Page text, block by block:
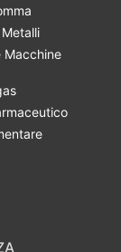
Macchine